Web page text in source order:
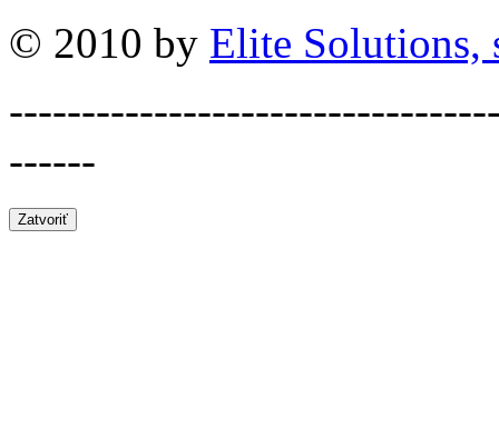
© 2010 by Elite Solutions,
------